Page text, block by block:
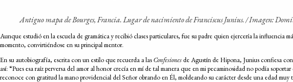
Antiguo mapa de Bourges, Francia. Lugar de nacimiento de Franciscus Junius. / Imagen:
Aunque estudió en la escuela de gramática y recibió clases particulares, fue su padre quien ejercería la
momento, convirtiéndose en su principal mentor.
En su autobiografía, escrita con un estilo que recuerda a las Confesionesde Agustín de Hipona, Junius confiesa
así: “Pues esa raíz perversa del amor al honor crecía en mí de tal manera que en mi pecaminosidad no podía
reconoce con gratitud la mano providencial del Señor obrando en Él, moldeando su carácter desde una edad muy